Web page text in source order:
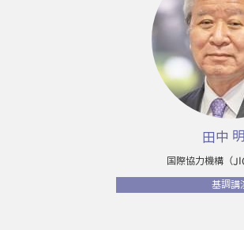
田中
国際協力機構（
基調講